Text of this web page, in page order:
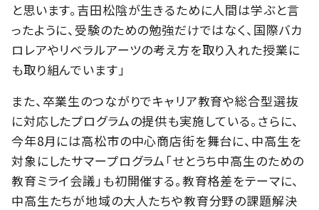
と思います。吉田松陰が生きるために人間は学ぶと言
ったように、受験のための勉強だけではなく、国際バカ
ロレアやリベラルアーツの考え方を取り入れた授業に
も取り組んでいます」
また、卒業生のつながりでキャリア教育や総合型選抜
に対応したプログラムの提供も実施している。さらに、
今年8月には高松市の中心商店街を舞台に、中高生を
対象にしたサマープログラム「せとうち中高生のための
教育ミライ会議」も初開催する。教育格差をテーマに、
中高生たちが地域の大人たちや教育分野の課題解決